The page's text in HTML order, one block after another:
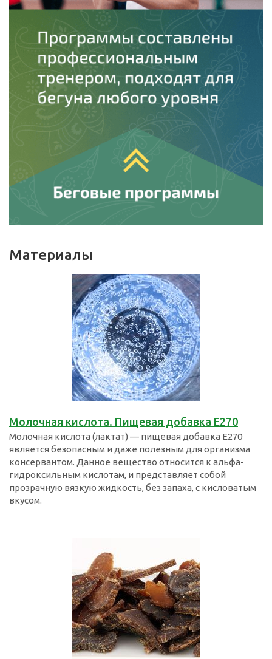
Материалы
Молочная кислота. Пищевая добавка Е270
Молочная кислота (лактат) — пищевая добавка E270
является безопасным и даже полезным для организма
консервантом. Данное вещество относится к альфа-
гидроксильным кислотам, и представляет собой
прозрачную вязкую жидкость, без запаха, с кисловатым
вкусом.